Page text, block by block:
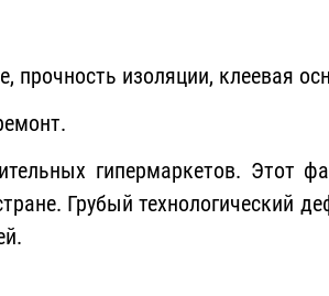
прочность изоляции, клеевая
гипермаркетов. Этот
Грубый технологический